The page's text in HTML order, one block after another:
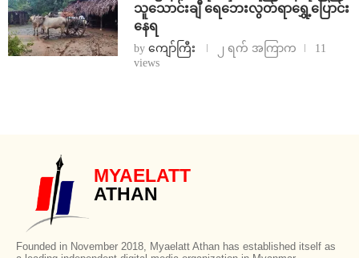
သူသောင်းချီ ရေဘေးလွတ်ရာရွှေ့ပြောင်း
နေရ
by ကျော်ကြီး ၂ ရက် အကြာက
11
views
MYAELATT
ATHAN
Founded in November 2018, Myaelatt Athan has established itself as